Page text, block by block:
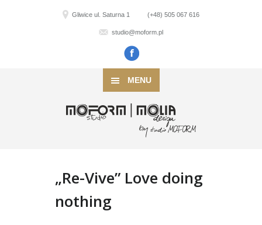
Gliwice ul. Saturna 1 (+48) 505 067 616
studio@moform.pl
MENU
„Re-Vive” Love doing
nothing